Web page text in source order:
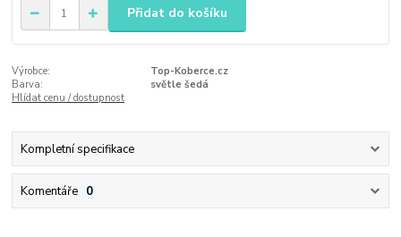
Přidat do košíku
Výrobce:
Top-Koberce.cz
Barva:
světle šedá
Hlídat cenu / dostupnost
Kompletní specifikace
Komentáře 0